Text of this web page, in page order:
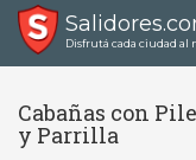
Disfrutá cada ciudad al
Cabañas con
y Parrilla